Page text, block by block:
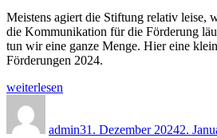
Meistens agiert die Stiftung relativ leise,
die Kommunikation für die Förderung
tun wir eine ganze Menge. Hier eine
Förderungen 2024.
„Unser
2024“
weiterlesen
admin31. Dezember 20242.